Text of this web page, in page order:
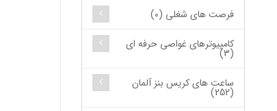
فرصت های شغلی (0)
کامپیوترهای غواصی حرفه ای
(3)
ساعت های کریس بنز آلمان
(252)